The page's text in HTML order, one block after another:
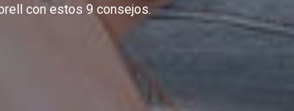
con estos 9 consejos.